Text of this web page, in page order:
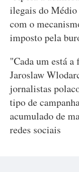
ilegais do
com o
imposto pela
"Cada um está
Jaroslaw
jornalistas
tipo de
acumulado de
redes sociais